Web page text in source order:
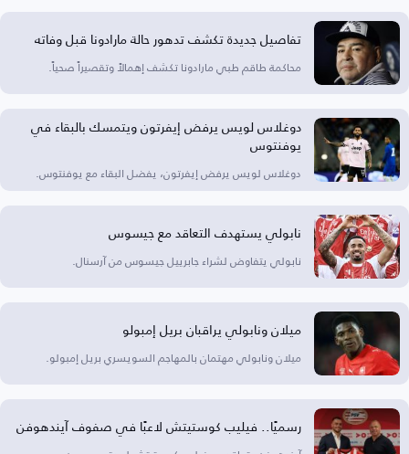
تفاصيل جديدة تكشف تدهور حالة مارادونا قبل وفاته
محاكمة طاقم طبي مارادونا تكشف إهمالاً وتقصيراً صحياً.
دوغلاس لويس يرفض إيفرتون ويتمسك بالبقاء في
يوفنتوس
دوغلاس لويس يرفض إيفرتون، يفضل البقاء مع يوفنتوس.
نابولي يستهدف التعاقد مع جيسوس
نابولي يتفاوض لشراء جابرييل جيسوس من آرسنال.
ميلان ونابولي يراقبان بريل إمبولو
ميلان ونابولي مهتمان بالمهاجم السويسري بريل إمبولو.
رسميًا.. فيليب كوستيتش لاعبًا في صفوف آيندهوفن